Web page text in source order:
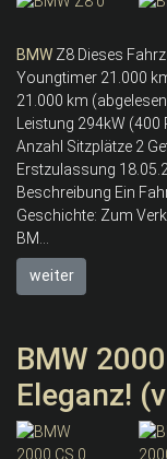
BMW Z8 Dieses
Youngtimer 21.000
21.000 km
Leistung 294kW
Anzahl Sitzplätze 2
Erstzulassung
Beschreibung Ein
Geschichte: Zum
BM...
weiter
BMW
Eleganz!